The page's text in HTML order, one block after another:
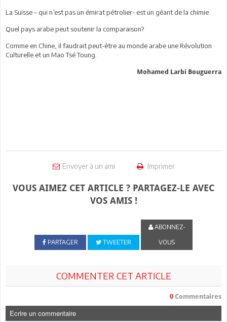
La Suisse – qui n’est pas un émirat pétrolier- est un géant de la chimie.
Quel pays arabe peut soutenir la comparaison?
Comme en Chine, il faudrait peut-être au monde arabe une Révolution
Culturelle et un Mao Tsé Toung.
Mohamed Larbi Bouguerra
Envoyer à un ami Imprimer
VOUS AIMEZ CET ARTICLE ? PARTAGEZ-LE AVEC
VOS AMIS !
PARTAGER TWEETER
ABONNEZ-
VOUS
COMMENTER CET ARTICLE
0 Commentaires
Ecrire un commentaire